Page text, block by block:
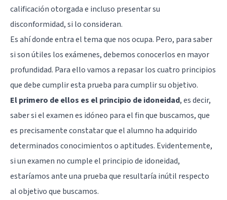
calificación otorgada e incluso presentar su
disconformidad, si lo consideran.
Es ahí donde entra el tema que nos ocupa. Pero, para saber
si son útiles los exámenes, debemos conocerlos en mayor
profundidad. Para ello vamos a repasar los cuatro principios
que debe cumplir esta prueba para cumplir su objetivo.
El primero de ellos es el principio de idoneidad, es decir,
saber si el examen es idóneo para el fin que buscamos, que
es precisamente constatar que el alumno ha adquirido
determinados conocimientos o aptitudes. Evidentemente,
si un examen no cumple el principio de idoneidad,
estaríamos ante una prueba que resultaría inútil respecto
al objetivo que buscamos.